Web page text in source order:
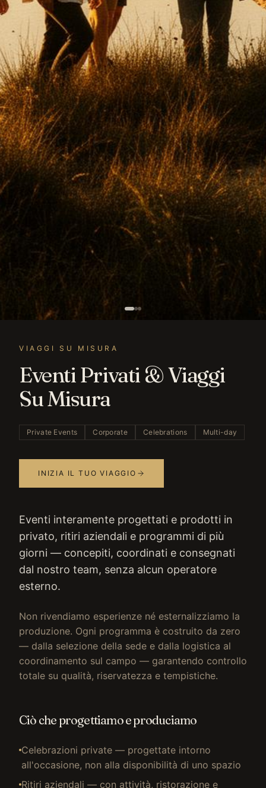
VIAGGI SU MISURA
Eventi Privati & Viaggi
Su Misura
Private Events Corporate Celebrations Multi-day
INIZIA IL TUO VIAGGIO
Eventi interamente progettati e prodotti in
privato, ritiri aziendali e programmi di più
giorni — concepiti, coordinati e consegnati
dal nostro team, senza alcun operatore
esterno.
Non rivendiamo esperienze né esternalizziamo la
produzione. Ogni programma è costruito da zero
— dalla selezione della sede e dalla logistica al
coordinamento sul campo — garantendo controllo
totale su qualità, riservatezza e tempistiche.
Ciò che progettiamo e produciamo
Celebrazioni private — progettate intorno
all'occasione, non alla disponibilità di uno spazio
Ritiri aziendali — con attività, ristorazione e